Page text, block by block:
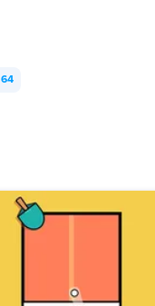
64